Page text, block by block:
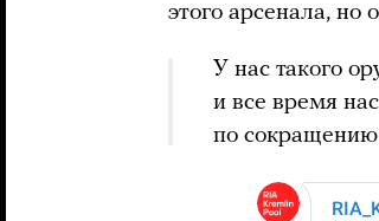
этого арсенала, но
У нас такого
и все время
по сокращению